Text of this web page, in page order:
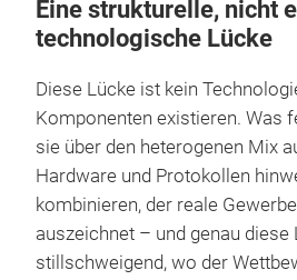
Eine strukturelle, nicht
technologische Lücke
Diese Lücke ist kein
Komponenten existieren. Was
sie über den heterogenen Mix
Hardware und Protokollen
kombinieren, der reale
auszeichnet – und genau diese
stillschweigend, wo der